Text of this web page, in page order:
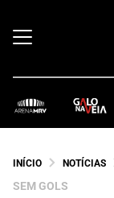
INÍCIO NOTÍCIAS
SEM GOLS